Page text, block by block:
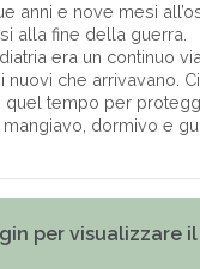
anni e nove mesi
alla fine della guerra.
era un continuo
che arrivavano.
quel tempo per
dormivo e
per visualizzare